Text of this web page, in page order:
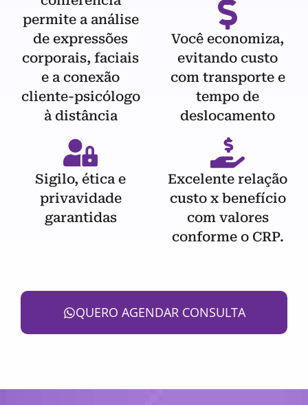
permite a análise
de expressões
corporais, faciais
e a conexão
cliente-psicólogo
à distância
Sigilo, ética e
privavidade
garantidas
Você economiza,
evitando custo
com transporte e
tempo de
deslocamento
Excelente relação
custo x benefício
com valores
conforme o CRP.
QUERO AGENDAR CONSULTA